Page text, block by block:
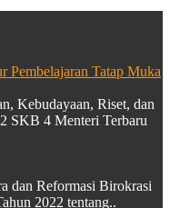
Pembelajaran Tatap Muka
Kebudayaan, Riset, dan
SKB 4 Menteri Terbaru
dan Reformasi Birokrasi
2022 tentang..